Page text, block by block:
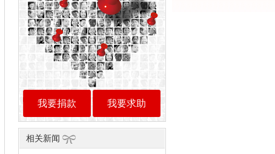
我要捐款 我要求助
相关新闻